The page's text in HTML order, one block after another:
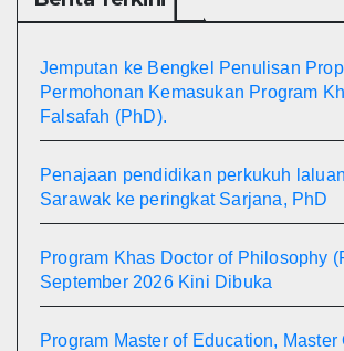
Jemputan ke Bengkel Penulisan
Permohonan Kemasukan Program
Falsafah (PhD).
Penajaan pendidikan perkukuh
Sarawak ke peringkat Sarjana, PhD
Program Khas Doctor of Philosophy
September 2026 Kini Dibuka
Program Master of Education, Master